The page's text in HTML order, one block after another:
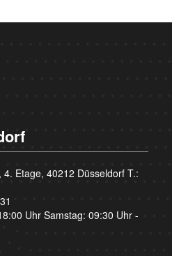
Etage, 40212 Düsseldorf T.:
Uhr Samstag: 09:30 Uhr -